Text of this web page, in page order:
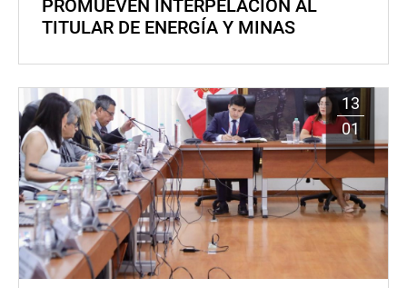
PROMUEVEN INTERPELACIÓN AL
TITULAR DE ENERGÍA Y MINAS
13
01